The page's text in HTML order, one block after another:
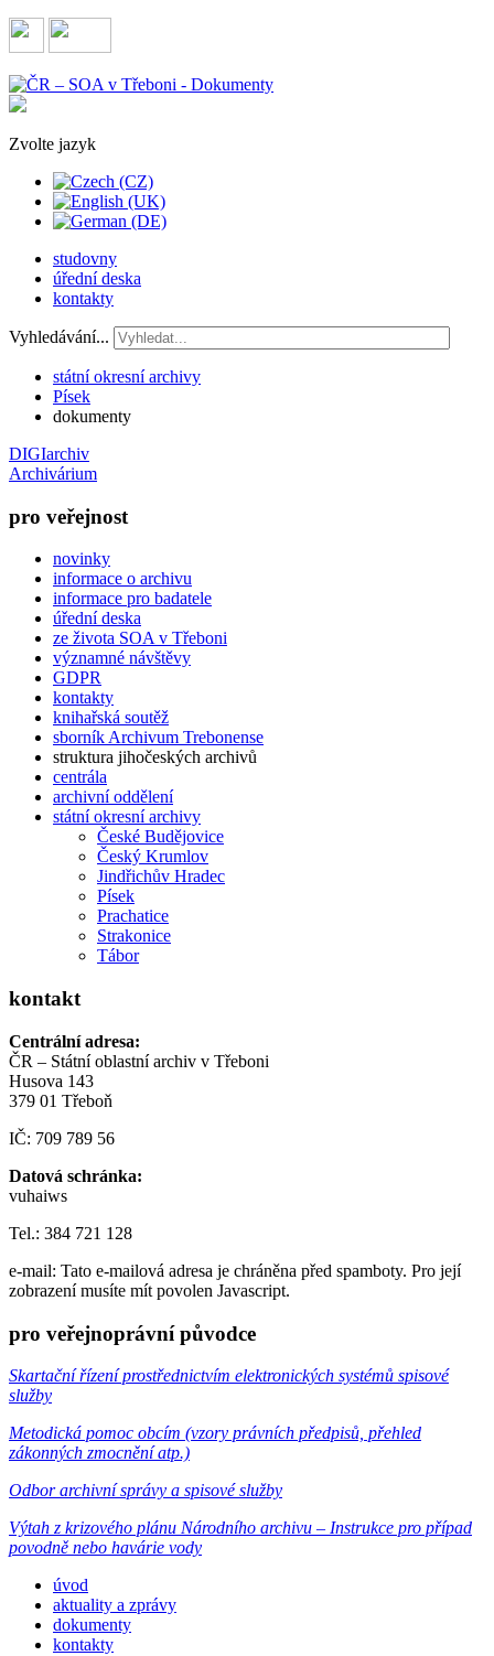
Zvolte jazyk
studovny
úřední deska
kontakty
Vyhledávání...
státní okresní archivy
Písek
dokumenty
DIGIarchiv
Archivárium
pro veřejnost
novinky
informace o archivu
informace pro badatele
úřední deska
ze života SOA v Třeboni
významné návštěvy
GDPR
kontakty
knihařská soutěž
sborník Archivum Trebonense
struktura jihočeských archivů
centrála
archivní oddělení
státní okresní archivy
České Budějovice
Český Krumlov
Jindřichův Hradec
Písek
Prachatice
Strakonice
Tábor
kontakt
Centrální adresa:
ČR – Státní oblastní archiv v Třeboni
Husova 143
379 01 Třeboň
IČ: 709 789 56
Datová schránka:
vuhaiws
Tel.: 384 721 128
e-mail: Tato e-mailová adresa je chráněna před spamboty. Pro její
zobrazení musíte mít povolen Javascript.
pro veřejnoprávní původce
Skartační řízení prostřednictvím elektronických systémů spisové
služby
Metodická pomoc obcím (vzory právních předpisů, přehled
zákonných zmocnění atp.)
Odbor archivní správy a spisové služby
Výtah z krizového plánu Národního archivu – Instrukce pro případ
povodně nebo havárie vody
úvod
aktuality a zprávy
dokumenty
kontakty